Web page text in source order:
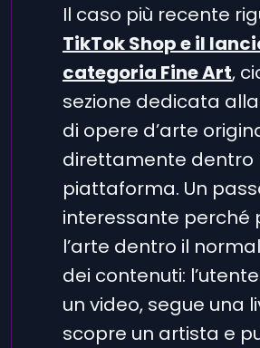
Il caso più recente
TikTok Shop e il
categoria Fine Art,
sezione dedicata
di opere d’arte
direttamente dentro
piattaforma. Un
interessante perché
l’arte dentro il
dei contenuti:
un video, segue una
scopre un artista e